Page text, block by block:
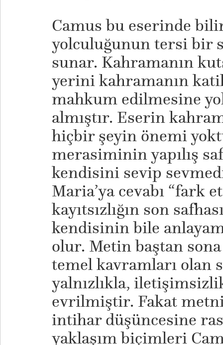
Camus bu eserinde
yolculuğunun tersi bir
sunar. Kahramanın
yerini kahramanın
mahkum edilmesine
almıştır. Eserin
hiçbir şeyin önemi
merasiminin yapılış
kendisini sevip
Maria’ya cevabı “fark
kayıtsızlığın son
kendisinin bile
olur. Metin baştan
temel kavramları olan
yalnızlıkla,
evrilmiştir. Fakat
intihar düşüncesine
yaklaşım biçimleri